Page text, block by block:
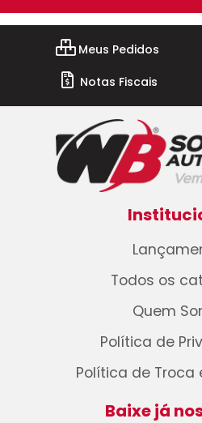
Meus Pedidos
Notas Fiscais
Todos os
Quem
Política de
Política de Troca
Baixe já